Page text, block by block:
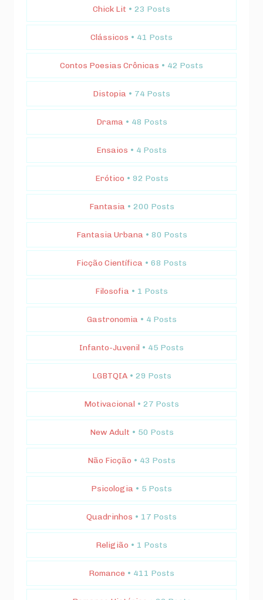
Chick Lit • 23 Posts
Clássicos • 41 Posts
Contos Poesias Crônicas • 42 Posts
Distopia • 74 Posts
Drama • 48 Posts
Ensaios • 4 Posts
Erótico • 92 Posts
Fantasia • 200 Posts
Fantasia Urbana • 80 Posts
Ficção Científica • 68 Posts
Filosofia • 1 Posts
Gastronomia • 4 Posts
Infanto-Juvenil • 45 Posts
LGBTQIA • 29 Posts
Motivacional • 27 Posts
New Adult • 50 Posts
Não Ficção • 43 Posts
Psicologia • 5 Posts
Quadrinhos • 17 Posts
Religião • 1 Posts
Romance • 411 Posts